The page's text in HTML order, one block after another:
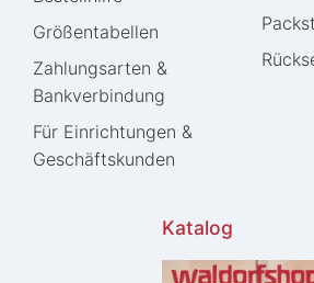
Größentabellen
Zahlungsarten &
Bankverbindung
Für Einrichtungen &
Geschäftskunden
Katalog